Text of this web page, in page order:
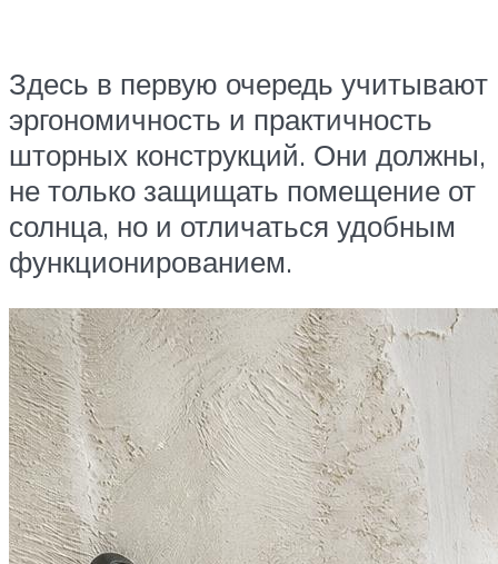
Здесь в первую очередь учитывают
эргономичность и практичность
шторных конструкций. Они должны,
не только защищать помещение от
солнца, но и отличаться удобным
функционированием.